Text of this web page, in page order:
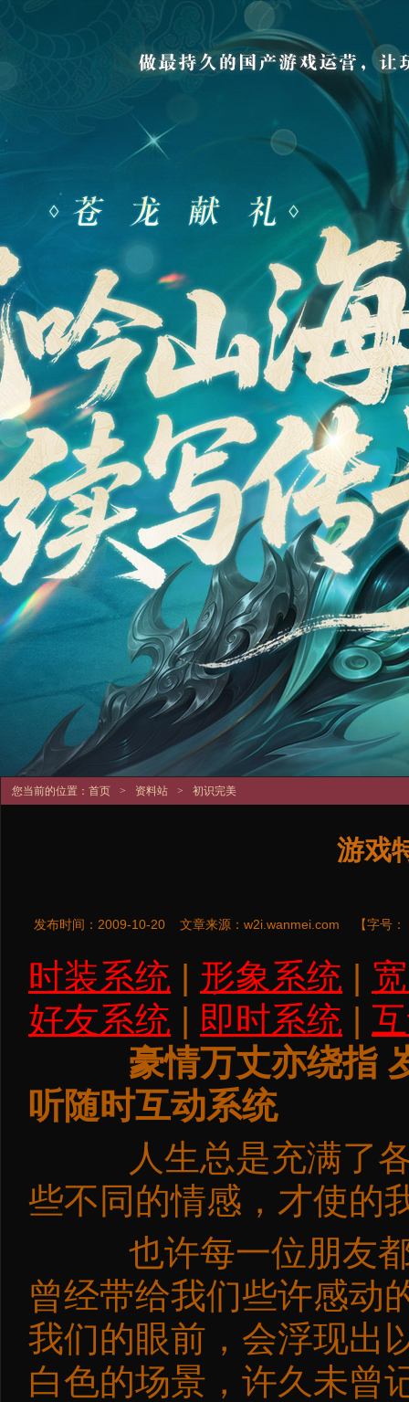
您当前的位置： 首页 > 资料站 > 初识完美
游戏
发布时间：2009-10-20 文章来源： w2i.wanmei.com 【字号：
时装系统 | 形象系统 |
好友系统 | 即时系统 |
豪情万丈亦绕指
听随时互动系统
人生总是充满了各
些不同的情感，才使的
也许每一位朋友都
曾经带给我们些许感动
我们的眼前，会浮现出
白色的场景，许久未曾